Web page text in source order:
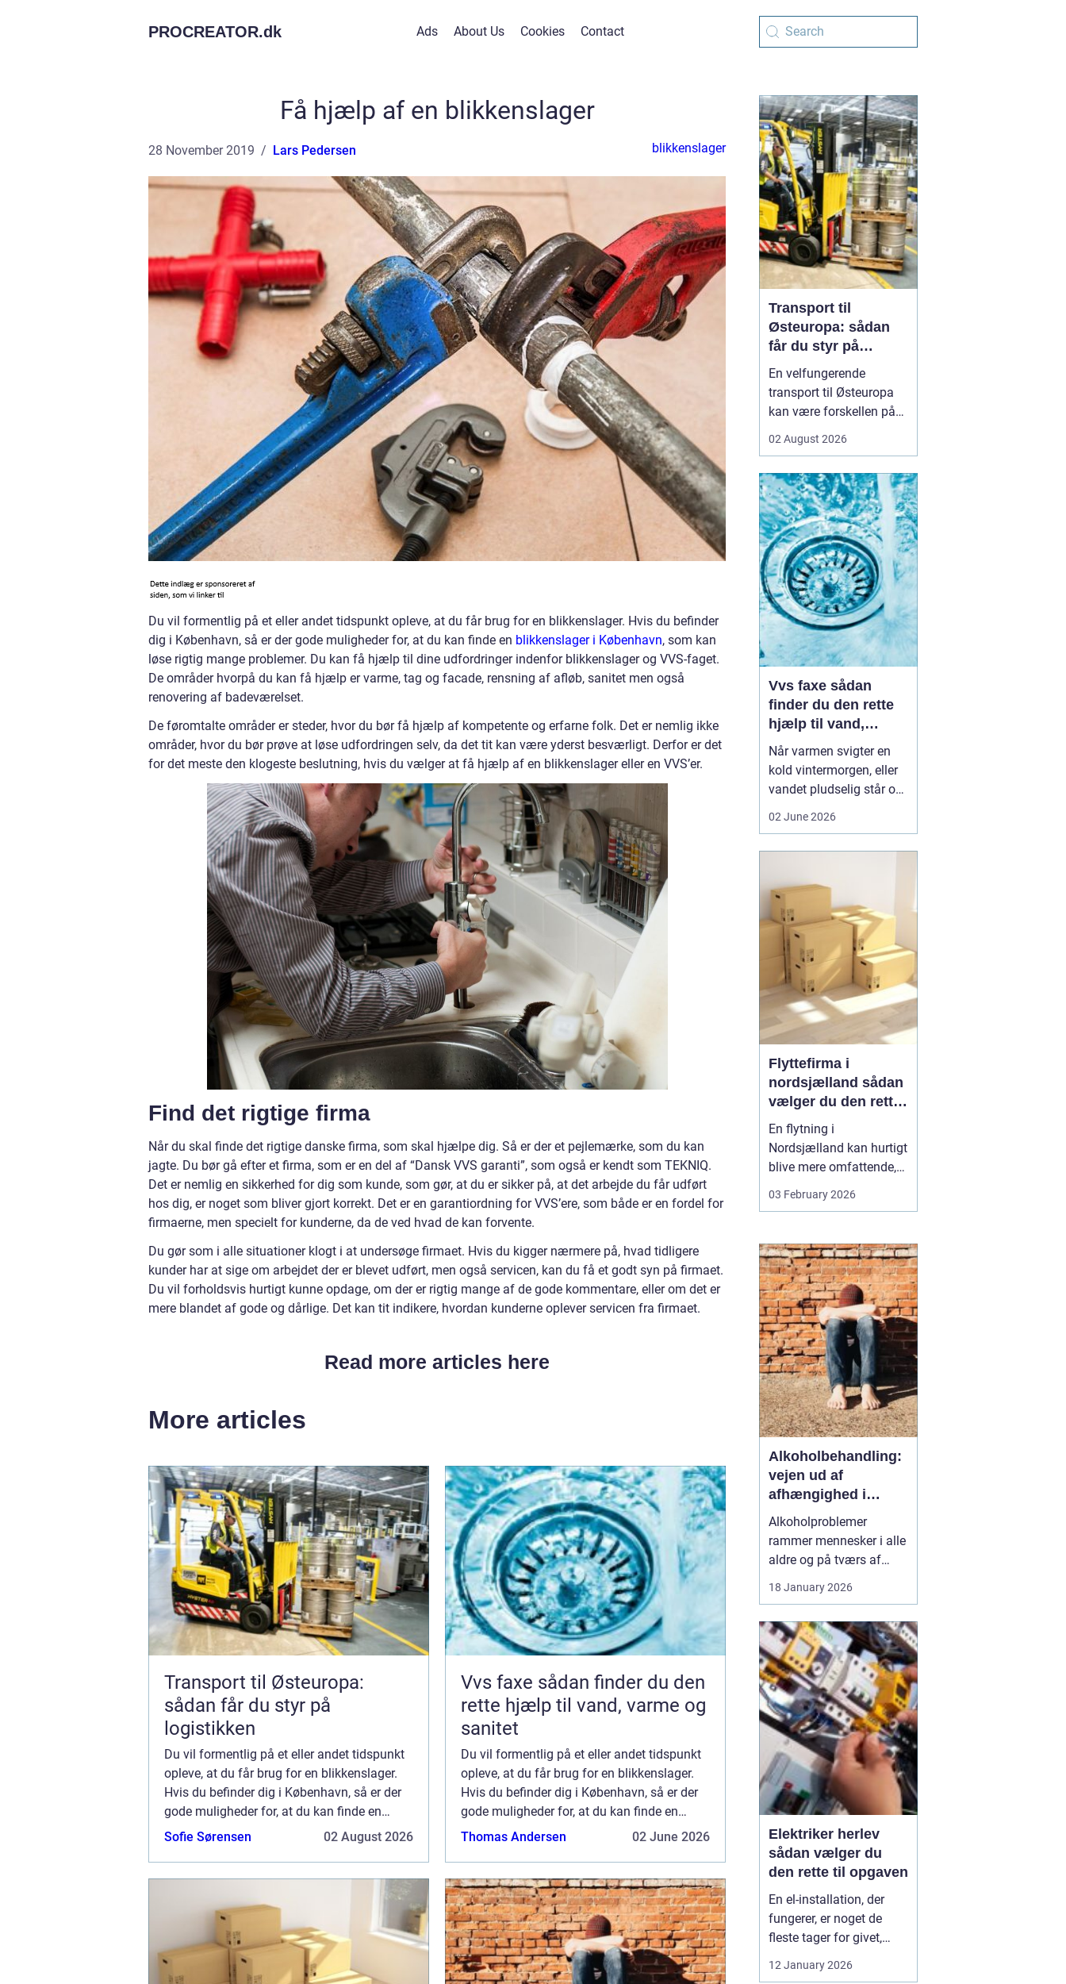
PROCREATOR.dk Ads About Us Cookies Contact
Få hjælp af en blikkenslager
28 November 2019 Lars Pedersen blikkenslager
Du vil formentlig på et eller andet tidspunkt opleve, at du får brug for en blikkenslager. Hvis du befinder
dig i København, så er der gode muligheder for, at du kan finde en blikkenslager i København, som kan
løse rigtig mange problemer. Du kan få hjælp til dine udfordringer indenfor blikkenslager og VVS-faget.
De områder hvorpå du kan få hjælp er varme, tag og facade, rensning af afløb, sanitet men også
renovering af badeværelset.
De føromtalte områder er steder, hvor du bør få hjælp af kompetente og erfarne folk. Det er nemlig ikke
områder, hvor du bør prøve at løse udfordringen selv, da det tit kan være yderst besværligt. Derfor er det
for det meste den klogeste beslutning, hvis du vælger at få hjælp af en blikkenslager eller en VVS’er.
Find det rigtige firma
Når du skal finde det rigtige danske firma, som skal hjælpe dig. Så er der et pejlemærke, som du kan
jagte. Du bør gå efter et firma, som er en del af “Dansk VVS garanti”, som også er kendt som TEKNIQ.
Det er nemlig en sikkerhed for dig som kunde, som gør, at du er sikker på, at det arbejde du får udført
hos dig, er noget som bliver gjort korrekt. Det er en garantiordning for VVS’ere, som både er en fordel for
firmaerne, men specielt for kunderne, da de ved hvad de kan forvente.
Du gør som i alle situationer klogt i at undersøge firmaet. Hvis du kigger nærmere på, hvad tidligere
kunder har at sige om arbejdet der er blevet udført, men også servicen, kan du få et godt syn på firmaet.
Du vil forholdsvis hurtigt kunne opdage, om der er rigtig mange af de gode kommentare, eller om det er
mere blandet af gode og dårlige. Det kan tit indikere, hvordan kunderne oplever servicen fra firmaet.
Read more articles here
More articles
Transport til Østeuropa:
sådan får du styr på
logistikken
Du vil formentlig på et eller andet tidspunkt
opleve, at du får brug for en blikkenslager.
Hvis du befinder dig i København, så er der
gode muligheder for, at du kan finde en
blikkenslager i København, som kan lø...
Sofie Sørensen 02 August 2026
Vvs faxe sådan finder du den
rette hjælp til vand, varme og
sanitet
Du vil formentlig på et eller andet tidspunkt
opleve, at du får brug for en blikkenslager.
Hvis du befinder dig i København, så er der
gode muligheder for, at du kan finde en
blikkenslager i København, som kan lø...
Thomas Andersen 02 June 2026
Transport til
Østeuropa: sådan
får du styr på
logistikken
En velfungerende
transport til Østeuropa
kan være forskellen på
dyre forsinkelser. Mange
mod Baltikum, Ukraine
og resten af regionen for
at finde nye kunder og
leverandører. Men v...
02 August 2026
Vvs faxe sådan
finder du den rette
hjælp til vand,
varme og sanitet
Når varmen svigter en
kold vintermorgen, eller
vandet pludselig står op
installatører en central
rolle i hverdagen, selv
om vi sjældent tænker
over det. Gennemgang
af varmea...
02 June 2026
Flyttefirma i
nordsjælland sådan
vælger du den rette
partner til din
flytning
En flytning i
Nordsjælland kan hurtigt
blive mere omfattende,
end man først tror. Der er
nøgler, flyttekasser,
parkering, møbler der
skal skilles ad, og
ejendele med
affektionsværdi, som
helst skal komme sikkert
frem. Mange vælger
der...
03 February 2026
Alkoholbehandling:
vejen ud af
afhængighed i
trygge rammer
Alkoholproblemer
rammer mennesker i alle
aldre og på tværs af
starter det med hygge,
at dæmpe uro og svære
følelser på. Langsomt
flytter alkoholen græns...
18 January 2026
Elektriker herlev
sådan vælger du
den rette til opgaven
En el-installation, der
fungerer, er noget de
fleste tager for givet,
eller en stikkontakt bliver
12 January 2026